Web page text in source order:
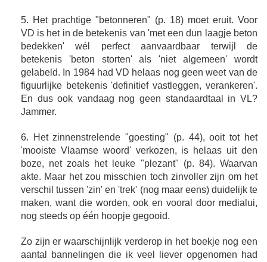
5. Het prachtige "betonneren" (p. 18) moet eruit. Voor
VD is het in de betekenis van 'met een dun laagje beton
bedekken' wél perfect aanvaardbaar terwijl de
betekenis 'beton storten' als 'niet algemeen' wordt
gelabeld. In 1984 had VD helaas nog geen weet van de
figuurlijke betekenis 'definitief vastleggen, verankeren'.
En dus ook vandaag nog geen standaardtaal in VL?
Jammer.
6. Het zinnenstrelende "goesting" (p. 44), ooit tot het
'mooiste Vlaamse woord' verkozen, is helaas uit den
boze, net zoals het leuke "plezant" (p. 84). Waarvan
akte. Maar het zou misschien toch zinvoller zijn om het
verschil tussen 'zin' en 'trek' (nog maar eens) duidelijk te
maken, want die worden, ook en vooral door medialui,
nog steeds op één hoopje gegooid.
Zo zijn er waarschijnlijk verderop in het boekje nog een
aantal bannelingen die ik veel liever opgenomen had